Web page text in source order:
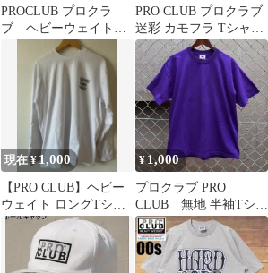
PROCLUB プロクラ
ブ ヘビーウェイト t
シャツ S 白二枚 新
品 半袖
PRO CLUB プロクラブ
迷彩 カモフラ Tシャツ
XL コンフォート 厚手
現在 ¥1,000
【PRO CLUB】ヘビー
ウェイト ロングTシャ
ツXL
¥ 1,000
プロクラブ PRO
CLUB 無地 半袖Tシャ
ツ 6.5oz パープル
Lサイズ